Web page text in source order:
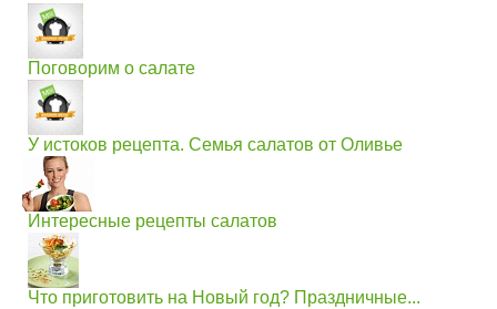
Поговорим о салате
У истоков рецепта. Семья салатов от Оливье
Интересные рецепты салатов
Что приготовить на Новый год? Праздничные...